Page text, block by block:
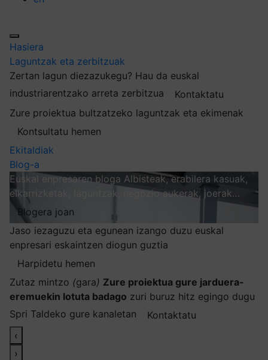
Hasiera
Laguntzak eta zerbitzuak
Zertan lagun diezazukegu? Hau da euskal
industriarentzako arreta zerbitzua
Kontaktatu
Zure proiektua bultzatzeko laguntzak eta ekimenak
Kontsultatu hemen
Ekitaldiak
Blog-a
Euskal enpresaren bloga Albisteak, erabilera kasuak,
elkarrizketak, laguntzak, negozio aukerak, joerak…
Blogera joan
Jaso iezaguzu eta egunean izango duzu euskal
enpresari eskaintzen diogun guztia
Harpidetu hemen
Zutaz mintzo (gara) Zure proiektua gure jarduera-
eremuekin lotuta badago zuri buruz hitz egingo dugu
Spri Taldeko gure kanaletan
Kontaktatu
‹
›